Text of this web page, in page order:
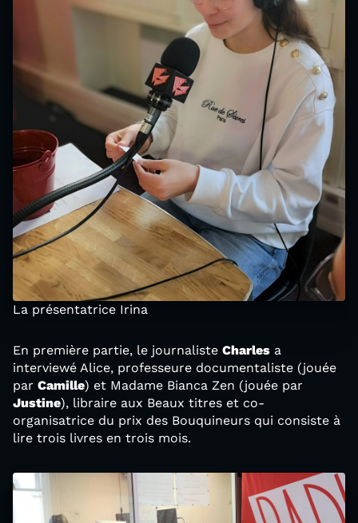
La présentatrice Irina
En première partie, le journaliste Charles a
interviewé Alice, professeure documentaliste (jouée
par Camille) et Madame Bianca Zen (jouée par
Justine), libraire aux Beaux titres et co-
organisatrice du prix des Bouquineurs qui consiste à
lire trois livres en trois mois.